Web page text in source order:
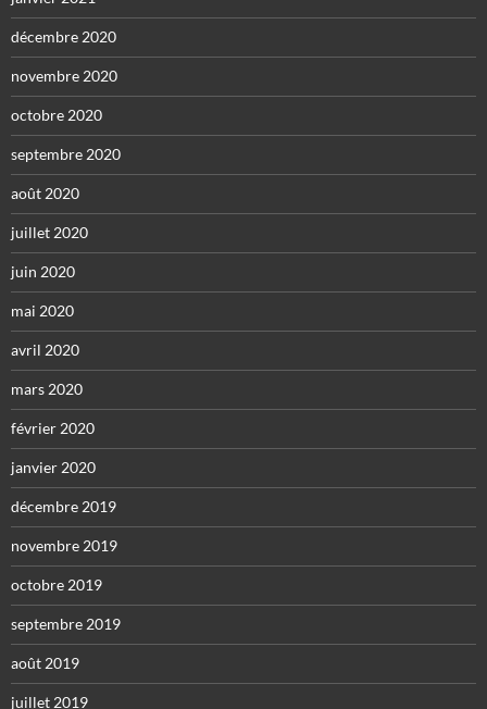
décembre 2020
novembre 2020
octobre 2020
septembre 2020
août 2020
juillet 2020
juin 2020
mai 2020
avril 2020
mars 2020
février 2020
janvier 2020
décembre 2019
novembre 2019
octobre 2019
septembre 2019
août 2019
juillet 2019